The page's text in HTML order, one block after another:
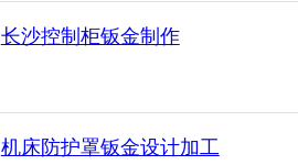
长沙控制柜钣金制作
机床防护罩钣金设计加工